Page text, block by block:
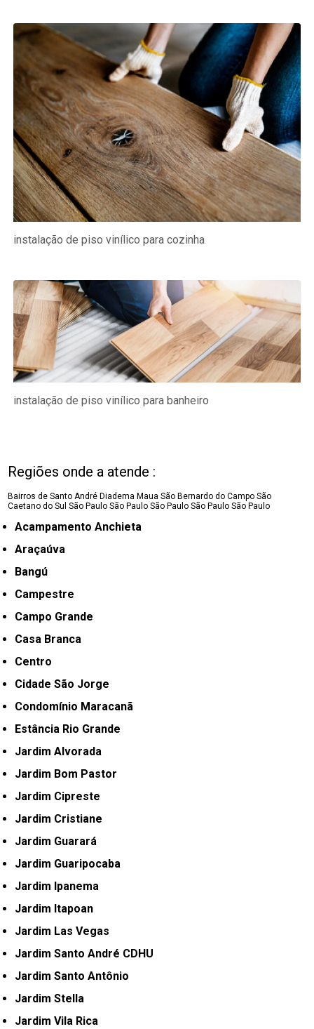
instalação de piso vinílico para cozinha
instalação de piso vinílico para banheiro
Regiões onde a atende :
Bairros de Santo André Diadema Maua São Bernardo do Campo São
Caetano do SulSão Paulo São Paulo São Paulo São Paulo São Paulo
Acampamento Anchieta
Araçaúva
Bangú
Campestre
Campo Grande
Casa Branca
Centro
Cidade São Jorge
Condomínio Maracanã
Estância Rio Grande
Jardim Alvorada
Jardim Bom Pastor
Jardim Cipreste
Jardim Cristiane
Jardim Guarará
Jardim Guaripocaba
Jardim Ipanema
Jardim Itapoan
Jardim Las Vegas
Jardim Santo André CDHU
Jardim Santo Antônio
Jardim Stella
Jardim Vila Rica